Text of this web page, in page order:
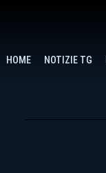
HOME NOTIZIE TG